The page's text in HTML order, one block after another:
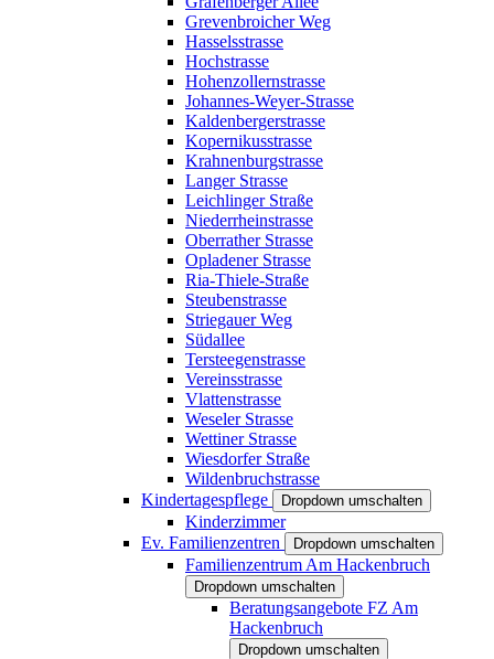
Grevenbroicher Weg
Hasselsstrasse
Hochstrasse
Hohenzollernstrasse
Johannes-Weyer-Strasse
Kaldenbergerstrasse
Kopernikusstrasse
Krahnenburgstrasse
Langer Strasse
Leichlinger Straße
Niederrheinstrasse
Oberrather Strasse
Opladener Strasse
Ria-Thiele-Straße
Steubenstrasse
Striegauer Weg
Südallee
Tersteegenstrasse
Vereinsstrasse
Vlattenstrasse
Weseler Strasse
Wettiner Strasse
Wiesdorfer Straße
Wildenbruchstrasse
Kindertagespflege
Dropdown umschalten
Kinderzimmer
Ev. Familienzentren
Dropdown umschalten
Familienzentrum Am Hackenbruch
Dropdown umschalten
Beratungsangebote FZ Am
Hackenbruch
Dropdown umschalten